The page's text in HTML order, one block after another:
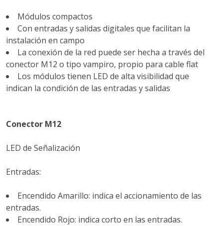
Módulos compactos
Con entradas y salidas digitales que facilitan la
instalación en campo
La conexión de la red puede ser hecha a través del
conector M12 o tipo vampiro, propio para cable flat
Los módulos tienen LED de alta visibilidad que
indican la condición de las entradas y salidas
Conector M12
LED de Señalización
Entradas:
Encendido Amarillo: indica el accionamiento de las
entradas.
Encendido Rojo: indica corto en las entradas.